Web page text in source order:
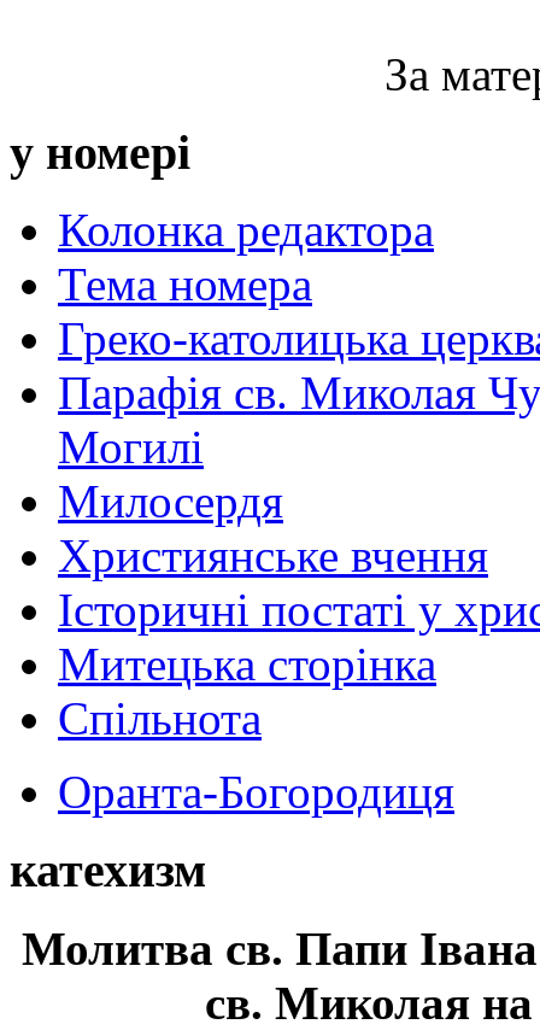
За
у номері
Колонка редактора
Тема номера
Греко-католицька
Парафія св. Миколая
Могилі
Милосердя
Християнське вчення
Історичні постаті у
Митецька сторінка
Спільнота
Оранта-Богородиця
катехизм
Молитва св. Папи
св. Миколая на